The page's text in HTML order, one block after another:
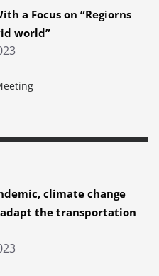
a Focus on “Regiorns
world”
Focus on “Regiorns and Cities in the
climate change
the transportation